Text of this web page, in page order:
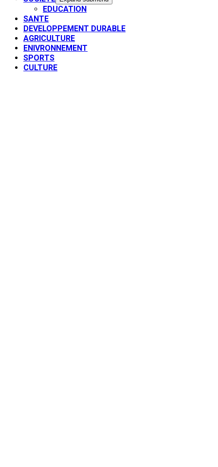
EDUCATION
SANTE
DEVELOPPEMENT DURABLE
AGRICULTURE
ENIVRONNEMENT
SPORTS
CULTURE